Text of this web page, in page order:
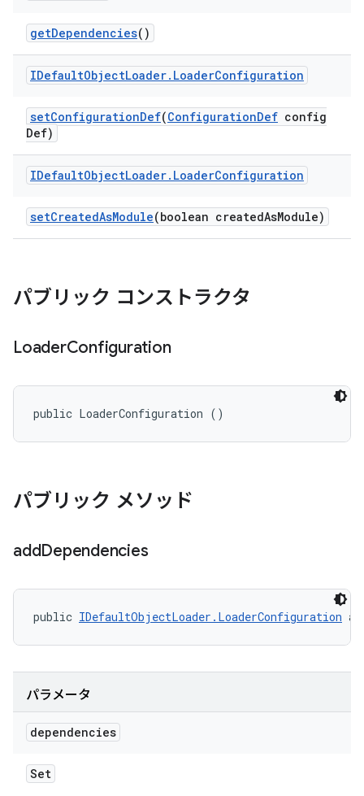
getDependencies()
IDefaultObjectLoader. LoaderConfiguration
setConfigurationDef(ConfigurationDef config
Def)
IDefaultObjectLoader. LoaderConfiguration
setCreatedAsModule(boolean createdAsModule)
パブリック コンストラクタ
LoaderConfiguration
public LoaderConfiguration ()
パブリック メソッド
addDependencies
public IDefaultObjectLoader.LoaderConfiguration
パラメータ
dependencies
Set